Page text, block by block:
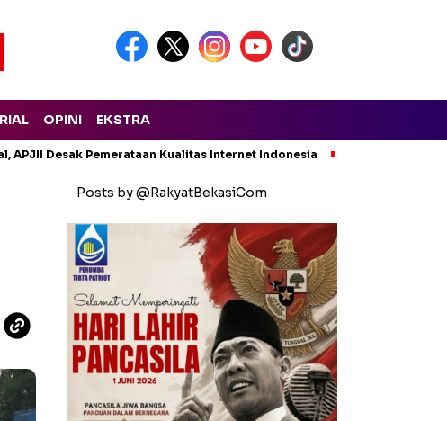
OPINI EKSTRA
APJII Desak Pemerataan Kualitas Internet Indonesia
Posts by @RakyatBekasiCom